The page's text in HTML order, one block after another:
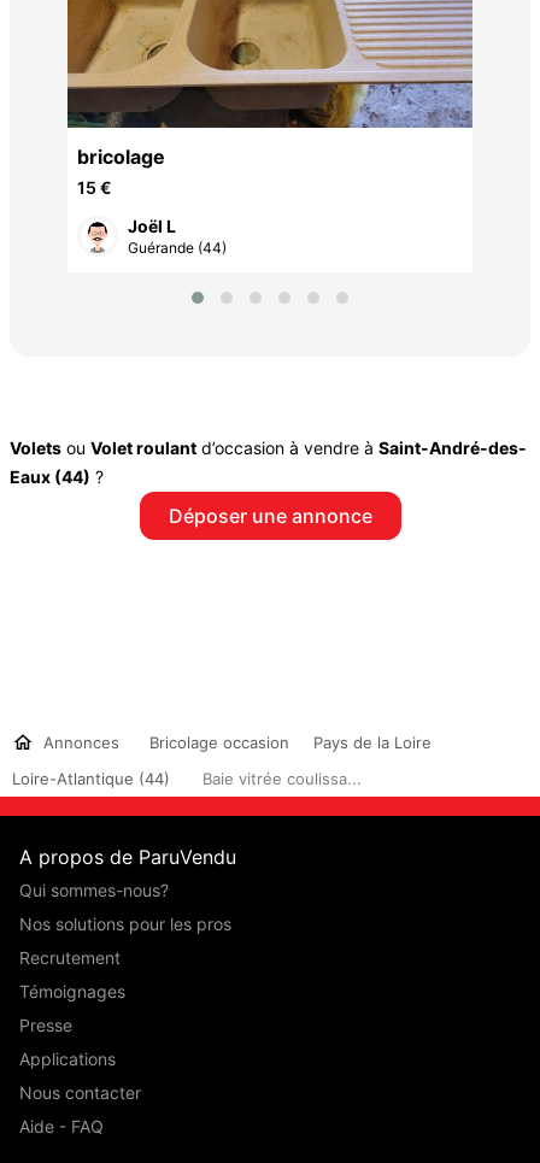
bricolage
15 €
Joël L
Guérande (44)
Volets ou Volet roulant d’occasion à vendre à Saint-André-des-
Eaux (44) ?
Déposer une annonce
Annonces Bricolage occasion
Pays de la Loire
Loire-Atlantique (44)
Baie vitrée coulissa...
A propos de ParuVendu
Qui sommes-nous?
Nos solutions pour les pros
Recrutement
Témoignages
Presse
Applications
Nous contacter
Aide - FAQ